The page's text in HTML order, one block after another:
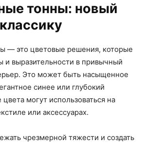
тонны: новый
— это цветовые решения, которые
и выразительности в привычный
Это может быть насыщенное
синее или глубокий
могут использоваться на
или аксессуарах.
чрезмерной тяжести и создать